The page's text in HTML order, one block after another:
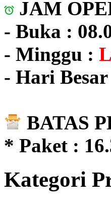
JAM
- Buka :
- Minggu :
- Hari Besar
BATAS
* Paket :
Kategori